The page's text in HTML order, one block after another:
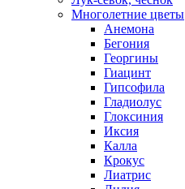
Многолетние цветы
Анемона
Бегония
Георгины
Гиацинт
Гипсофила
Гладиолус
Глоксиния
Иксия
Калла
Крокус
Лиатрис